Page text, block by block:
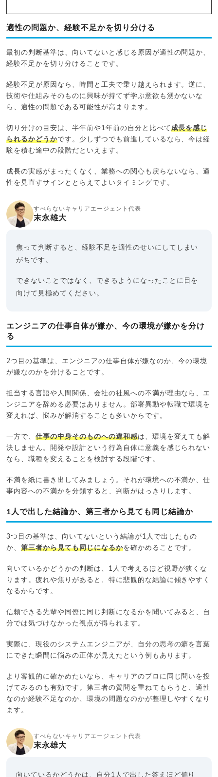
適性の問題か、経験不足かを切り分ける
最初の判断基準は、向いてないと感じる原因が適性の問題か、
経験不足かを切り分けることです。
経験不足が原因なら、時間と工夫で乗り越えられます。逆に、
技術や仕組みそのものに興味が持てず学ぶ意欲も湧かないな
ら、適性の問題である可能性が高まります。
切り分けの目安は、半年前や1年前の自分と比べて 成長を感じ
られるかどうかです。少しずつでも前進しているなら、今は経
験を積む途中の段階だといえます。
成長の実感がまったくなく、業務への関心も戻らないなら、適
性を見直すサインととらえてよいタイミングです。
すべらないキャリアエージェント代表
末永雄大
焦って判断すると、経験不足を適性のせいにしてしまい
がちです。
できないことではなく、できるようになったことに目を
向けて見極めてください。
エンジニアの仕事自体が嫌か、今の環境が嫌かを分け
る
2つ目の基準は、エンジニアの仕事自体が嫌なのか、今の環境
が嫌なのかを分けることです。
担当する言語や人間関係、会社の社風への不満が理由なら、エ
ンジニアを辞める必要はありません。部署異動や転職で環境を
変えれば、悩みが解消することも多いからです。
一方で、仕事の中身そのものへの違和感は、環境を変えても解
決しません。開発や設計という行為自体に意義を感じられない
なら、職種を変えることを検討する段階です。
不満を紙に書き出してみましょう。それが環境への不満か、仕
事内容への不満かを分類すると、判断がはっきりします。
1人で出した結論か、第三者から見ても同じ結論か
3つ目の基準は、向いてないという結論が1人で出したもの
か、第三者から見ても同じになるかを確かめることです。
向いているかどうかの判断は、1人で考えるほど視野が狭くな
ります。疲れや焦りがあると、特に悲観的な結論に傾きやすく
なるからです。
信頼できる先輩や同僚に同じ判断になるかを聞いてみると、自
分では気づけなかった視点が得られます。
実際に、現役のシステムエンジニアが、自分の思考の癖を言葉
にできた瞬間に悩みの正体が見えたという例もあります。
より客観的に確かめたいなら、キャリアのプロに同じ問いを投
げてみるのも有効です。第三者の質問を重ねてもらうと、適性
なのか経験不足なのか、環境の問題なのかが整理しやすくなり
ます。
すべらないキャリアエージェント代表
末永雄大
向いているかどうかは、自分1人で出した答えほど偏り